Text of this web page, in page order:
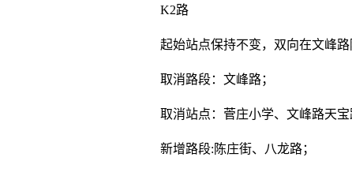
K2路
起始站点保持不变，双向在文峰
取消路段：文峰路；
取消站点：菅庄小学、文峰路天宝
新增路段:陈庄街、八龙路；